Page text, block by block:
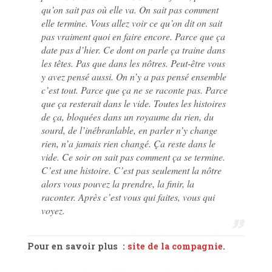
qu’on sait pas où elle va. On sait pas comment
elle termine. Vous allez voir ce qu’on dit on sait
pas vraiment quoi en faire encore. Parce que ça
date pas d’hier. Ce dont on parle ça traine dans
les têtes. Pas que dans les nôtres. Peut-être vous
y avez pensé aussi. On n’y a pas pensé ensemble
c’est tout. Parce que ça ne se raconte pas. Parce
que ça resterait dans le vide. Toutes les histoires
de ça, bloquées dans un royaume du rien, du
sourd, de l’inébranlable, en parler n’y change
rien, n’a jamais rien changé. Ça reste dans le
vide. Ce soir on sait pas comment ça se termine.
C’est une histoire. C’est pas seulement la nôtre
alors vous pouvez la prendre, la finir, la
raconter. Après c’est vous qui faites, vous qui
voyez.
Pour en savoir plus : site de la compagnie.